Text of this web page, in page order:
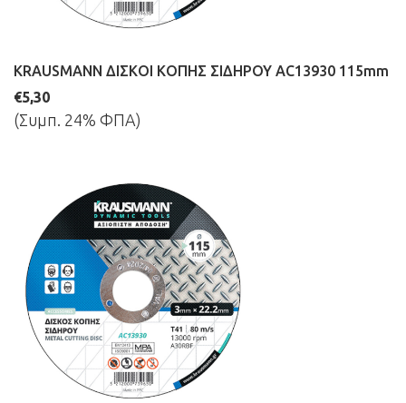
KRAUSMANN ΔΙΣΚΟΙ ΚΟΠΗΣ ΣΙΔΗΡΟΥ AC13930 115mm
€5,30
(Συμπ. 24% ΦΠΑ)